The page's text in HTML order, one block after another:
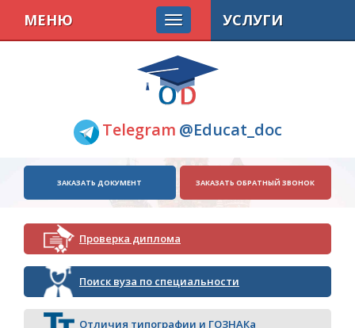
Telegram @Educat_doc
МЕНЮ
ЗАКАЗАТЬ ДОКУМЕНТ ЗАКАЗАТЬ ОБРАТНЫЙ ЗВОНОК
Проверка диплома
Поиск вуза по специальности
Отличия типографии и ГОЗНАКа
УСЛУГИ